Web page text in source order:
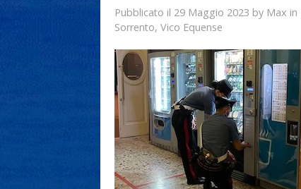
Pubblicato il 29 Maggio 2023 by Max in
Sorrento, Vico Equense